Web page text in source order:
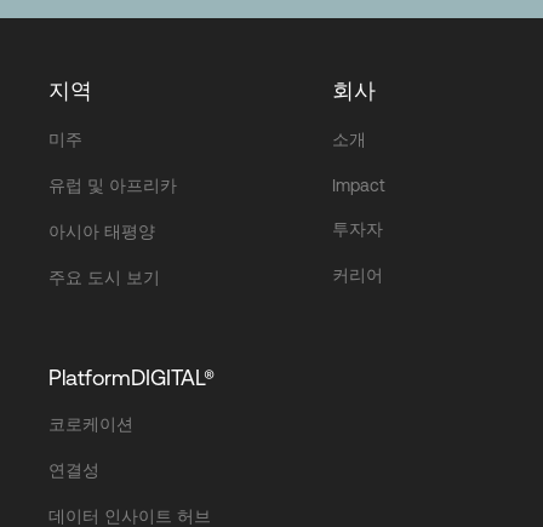
지역
미주
유럽 및 아프리카
아시아 태평양
주요 도시 보기
회사
소개
Impact
투자자
커리어
PlatformDIGITAL®
코로케이션
연결성
데이터 인사이트 허브